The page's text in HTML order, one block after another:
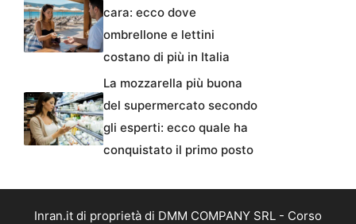
cara: ecco dove
ombrellone e lettini
costano di più in Italia
La mozzarella più buona
del supermercato secondo
gli esperti: ecco quale ha
conquistato il primo posto
Inran.it di proprietà di DMM COMPANY SRL - Corso